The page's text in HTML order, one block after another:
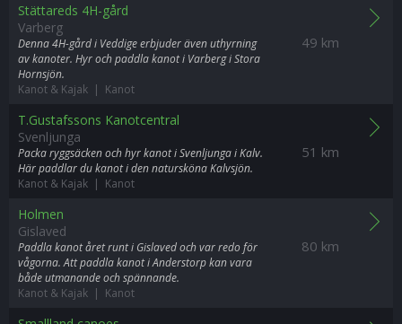
49 km
Stättareds 4H-gård
Varberg
Denna 4H-gård i Veddige erbjuder även uthyrning
av kanoter. Hyr och paddla kanot i Varberg i Stora
Hornsjön.
Kanot & Kajak | Kanot
51 km
T.Gustafssons Kanotcentral
Svenljunga
Packa ryggsäcken och hyr kanot i Svenljunga i Kalv.
Här paddlar du kanot i den natursköna Kalvsjön.
Kanot & Kajak | Kanot
80 km
Holmen
Gislaved
Paddla kanot året runt i Gislaved och var redo för
vågorna. Att paddla kanot i Anderstorp kan vara
både utmanande och spännande.
Kanot & Kajak | Kanot